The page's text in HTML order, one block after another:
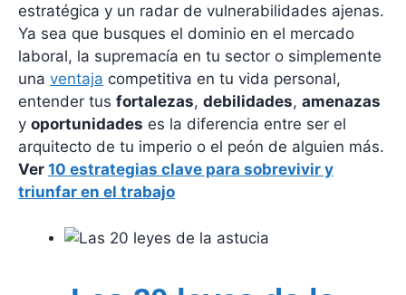
estratégica y un radar de vulnerabilidades ajenas.
Ya sea que busques el dominio en el mercado
laboral, la supremacía en tu sector o simplemente
una ventaja competitiva en tu vida personal,
entender tus fortalezas, debilidades, amenazas
y oportunidades es la diferencia entre ser el
arquitecto de tu imperio o el peón de alguien más.
Ver 10 estrategias clave para sobrevivir y
triunfar en el trabajo